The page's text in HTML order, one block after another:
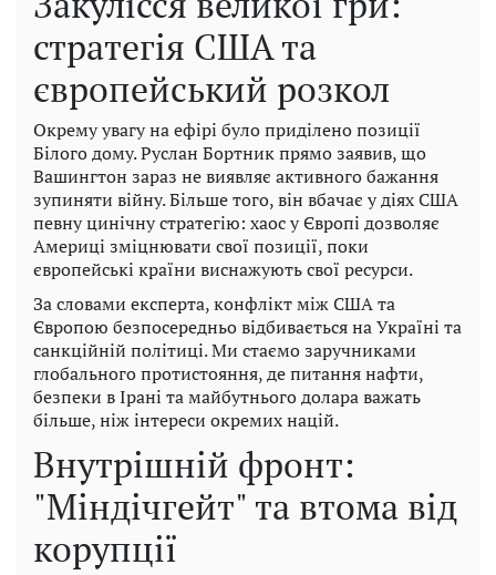
стратегія США та
європейський розкол
Окрему увагу на ефірі було приділено позиції
Білого дому. Руслан Бортник прямо заявив, що
Вашингтон зараз не виявляє активного бажання
зупиняти війну. Більше того, він вбачає у діях США
певну цинічну стратегію: хаос у Європі дозволяє
Америці зміцнювати свої позиції, поки
європейські країни виснажують свої ресурси.
За словами експерта, конфлікт між США та
Європою безпосередньо відбивається на Україні та
санкційній політиці. Ми стаємо заручниками
глобального протистояння, де питання нафти,
безпеки в Ірані та майбутнього долара важать
більше, ніж інтереси окремих націй.
Внутрішній фронт:
"Міндічгейт" та втома від
корупції